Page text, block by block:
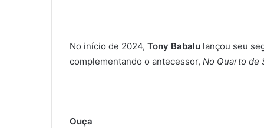
No início de 2024, Tony Babalu lançou seu
complementando o antecessor, No Quarto de
Ouça